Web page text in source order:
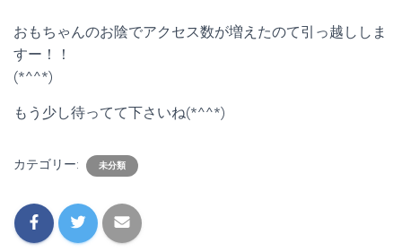
おもちゃんのお陰でアクセス数が増えたのて引っ越ししま
すー！！
(*^^*)
もう少し待ってて下さいね(*^^*)
カテゴリー: 未分類